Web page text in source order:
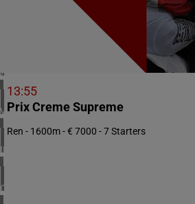
ZUID-AFRIKA
1 meeting(s)
VERENIGD KONINKRIJK
6 meeting(s)
IERLAND
1 meeting(s)
CHILI
1 meeting(s)
13:55
Prix Creme Supreme
Ren - 1600m - € 7000 - 7 Starters